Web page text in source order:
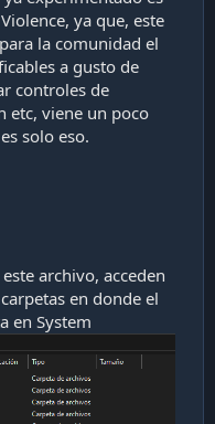
ya que, este
la comunidad el
a gusto de
controles de
etc, viene un poco
solo eso.
archivo, acceden
en donde el
en System